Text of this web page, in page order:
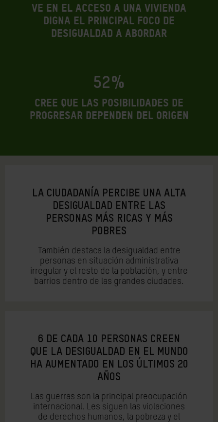
ve en el acceso a una vivienda
digna el principal foco de
desigualdad a abordar
52%
cree que las posibilidades de
progresar dependen del origen
LA CIUDADANÍA PERCIBE UNA ALTA
DESIGUALDAD ENTRE LAS
PERSONAS MÁS RICAS Y MÁS
POBRES
También destaca la desigualdad entre
personas en situación administrativa
irregular y el resto de la población, y entre
barrios dentro de las grandes ciudades.
6 DE CADA 10 PERSONAS CREEN
QUE LA DESIGUALDAD EN EL MUNDO
HA AUMENTADO EN LOS ÚLTIMOS 20
AÑOS
Las guerras son la principal preocupación
internacional. Les siguen las violaciones
de derechos humanos, la pobreza y el